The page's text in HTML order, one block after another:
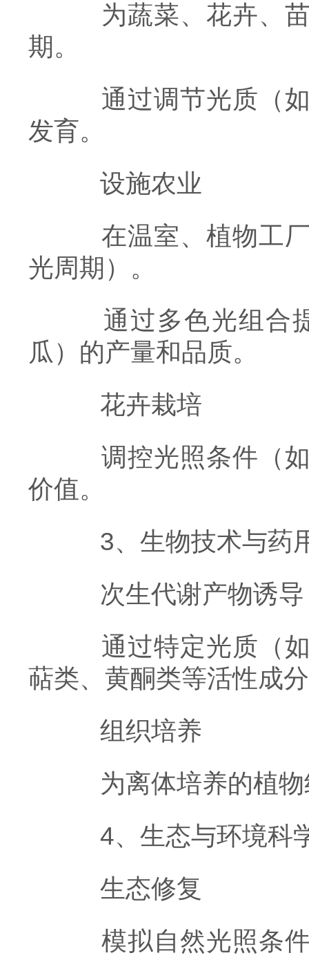
为蔬菜、花卉、苗
期。
通过调节光质（如
发育。
设施农业
在温室、植物工厂
光周期）。
通过多色光组合提
瓜）的产量和品质。
花卉栽培
调控光照条件（如
价值。
3、生物技术与药
次生代谢产物诱导
通过特定光质（如
萜类、黄酮类等活性成
组织培养
为离体培养的植物
4、生态与环境科
生态修复
模拟自然光照条件